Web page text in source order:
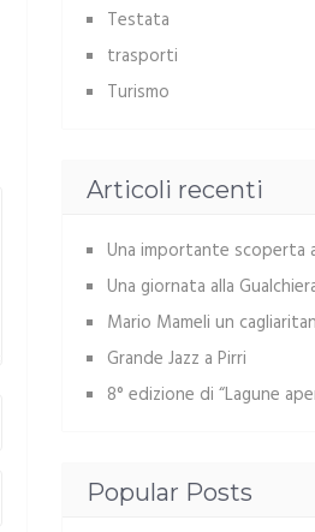
Testata
trasporti
Turismo
Articoli recenti
Una importante scoperta
Una giornata alla
Mario Mameli un
Grande Jazz a Pirri
8° edizione di “Lagune
Popular Posts